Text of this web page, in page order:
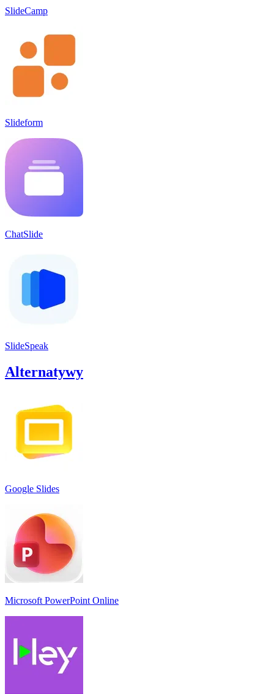
SlideCamp
Slideform
ChatSlide
SlideSpeak
Alternatywy
Google Slides
Microsoft PowerPoint Online